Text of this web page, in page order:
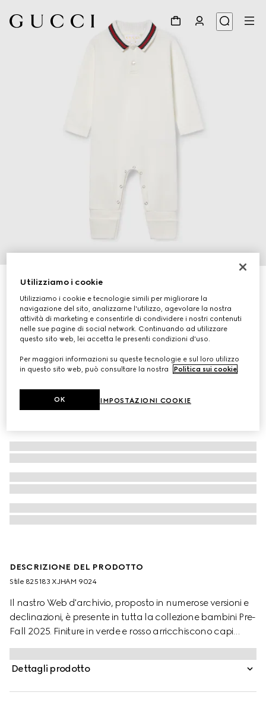
Tutina neonato in cotone con Web
€ 280
DESCRIZIONE DEL PRODOTTO
Stile ‎825183 XJHAM 9024
Il nastro Web d'archivio, proposto in numerose versioni e
declinazioni, è presente in tutta la collezione bambini Pre-
Fall 2025. Finiture in verde e rosso arricchiscono capi
ready-to-wear, scarpe e accessori donando loro un
carattere sportivo, perfetto per qualsiasi avventura.
Questa tutina per neonati è realizzata in piquet di cotone
Dettagli prodotto
Utilizziamo i cookie
Utilizziamo i cookie e tecnologie simili per migliorare la
navigazione del sito, analizzarne l'utilizzo, agevolare la nostra
attività di marketing e consentirle di condividere i nostri contenuti
nelle sue pagine di social network. Continuando ad utilizzare
questo sito web, lei accetta le presenti condizioni d'uso.
Per maggiori informazioni su queste tecnologie e sul loro utilizzo
in questo sito web, può consultare la nostra
Politica sui cookie.
IMPOSTAZIONI COOKIE
OK